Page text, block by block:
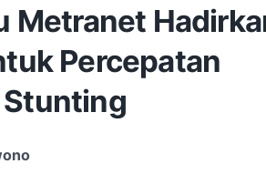
Metranet
Percepatan
Stunting